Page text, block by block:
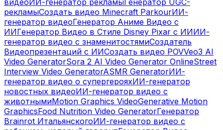
рекламыСоздать видео Minecraft ParkourИИ-
генератор видеоГенератор Аниме Видео с
ИИГенератор Видео в Стиле Disney Pixar с ИИИИ-
генератор видео с знаменитостямиСоздатель
Видеопрезентаций с ИИСоздать видео POVVeo3 AI
Video GeneratorSora 2 AI Video Generator OnlineStreet
Interview Video GeneratorASMR GeneratorИИ-
генератор видео о супергерояхИИ-генератор
новостных видеоИИ-генератор видео с
животнымиMotion Graphics VideoGenerative Motion
GraphicsFood Nutrition Video GeneratorГенератор
Brainrot ИтальянскогоИИ-генератор видео с